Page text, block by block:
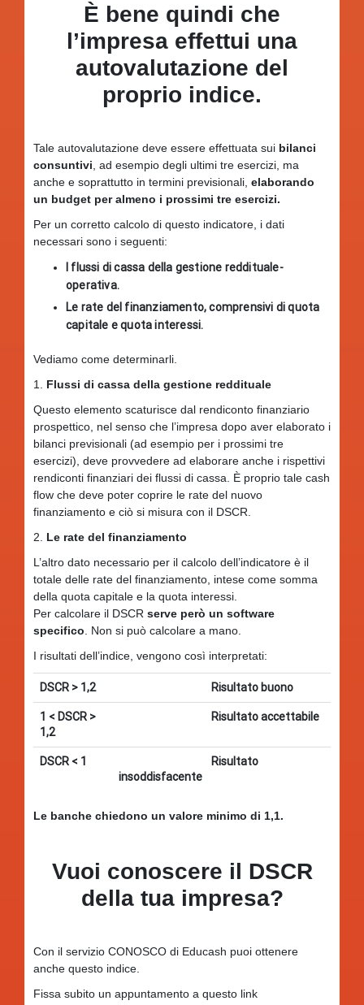
È bene quindi che
l’impresa effettui una
autovalutazione del
proprio indice.
Tale autovalutazione deve essere effettuata sui bilanci
consuntivi , ad esempio degli ultimi tre esercizi, ma
anche e soprattutto in termini previsionali, elaborando
un budget per almeno i prossimi tre esercizi.
Per un corretto calcolo di questo indicatore, i dati
necessari sono i seguenti:
I flussi di cassa della gestione reddituale-
operativa.
Le rate del finanziamento, comprensivi di quota
capitale e quota interessi.
Vediamo come determinarli.
1.
Flussi di cassa della gestione reddituale
Questo elemento scaturisce dal rendiconto finanziario
prospettico, nel senso che l’impresa dopo aver elaborato i
bilanci previsionali (ad esempio per i prossimi tre
esercizi), deve provvedere ad elaborare anche i rispettivi
rendiconti finanziari dei flussi di cassa. È proprio tale cash
flow che deve poter coprire le rate del nuovo
finanziamento e ciò si misura con il DSCR.
2.
Le rate del finanziamento
L’altro dato necessario per il calcolo dell’indicatore è il
totale delle rate del finanziamento, intese come somma
della quota capitale e la quota interessi.
Per calcolare il DSCR serve però un software
specifico . Non si può calcolare a mano.
I risultati dell’indice, vengono così interpretati:
DSCR > 1,2 Risultato buono
1 < DSCR >
1,2
Risultato accettabile
DSCR < 1
Risultato
insoddisfacente
Le banche chiedono un valore minimo di 1,1.
Vuoi conoscere il DSCR
della tua impresa?
Con il servizio CONOSCO di Educash puoi ottenere
anche questo indice.
Fissa subito un appuntamento a questo link